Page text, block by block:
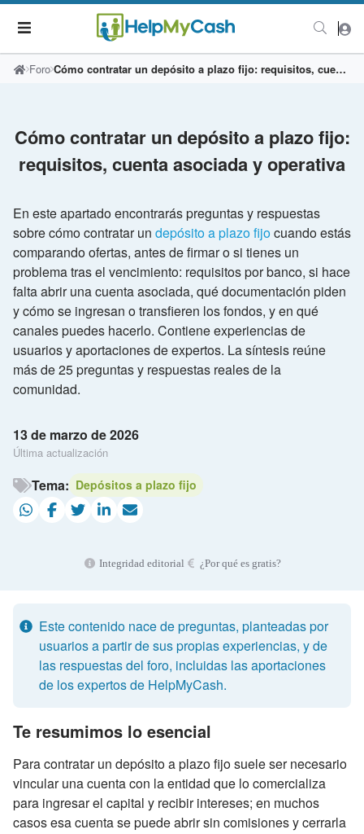
Foro Cómo contratar un depósito a plazo fijo: requisitos, cuenta asociada y operativa
Cómo contratar un depósito a plazo fijo:
requisitos, cuenta asociada y operativa
En este apartado encontrarás preguntas y respuestas
sobre cómo contratar un depósito a plazo fijocuando estás
comparando ofertas, antes de firmar o si tienes un
problema tras el vencimiento: requisitos por banco, si hace
falta abrir una cuenta asociada, qué documentación piden
y cómo se ingresan o transfieren los fondos, y en qué
canales puedes hacerlo. Contiene experiencias de
usuarios y aportaciones de expertos. La síntesis reúne
más de 25 preguntas y respuestas reales de la
comunidad.
13 de marzo de 2026
Última actualización
Tema: Depósitos a plazo fijo
Integridad editorial ¿Por qué es gratis?
Este contenido nace de preguntas, planteadas por
usuarios a partir de sus propias experiencias, y de
las respuestas del foro, incluidas las aportaciones
de los expertos de HelpMyCash.
Te resumimos lo esencial
Para contratar un depósito a plazo fijo suele ser necesario
vincular una cuenta con la entidad que lo comercializa
para ingresar el capital y recibir intereses; en muchos
casos esa cuenta se puede abrir sin comisiones y cerrarla